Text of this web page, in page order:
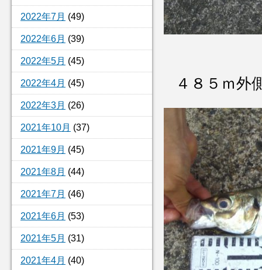
2022年7月 (49)
2022年6月 (39)
2022年5月 (45)
2022年4月 (45)
2022年3月 (26)
2021年10月 (37)
2021年9月 (45)
2021年8月 (44)
2021年7月 (46)
2021年6月 (53)
2021年5月 (31)
2021年4月 (40)
４８５ｍ